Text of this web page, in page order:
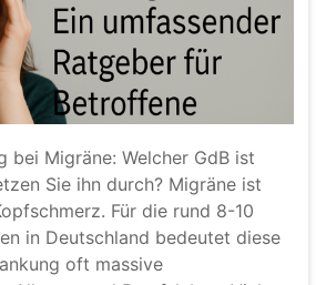
bei Migräne: Welcher GdB ist
Sie ihn durch? Migräne ist
Für die rund 8-10
in Deutschland bedeutet diese
oft massive